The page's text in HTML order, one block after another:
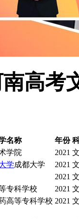
高考
名称 年份
学院 2021
学成都大学 2021
2021
专科学校 2021
高等专科学校 2021